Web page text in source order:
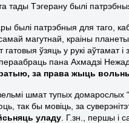
тады Тэгерану былі
былі патрэбныя для таго,
магутнай, краіны
ўзяць у рукі аўтамат і
пана Ахмадзі
за права жыць
шмат тупых домарослых
так бы мовіць, за
уладу . Г.зн., першы і